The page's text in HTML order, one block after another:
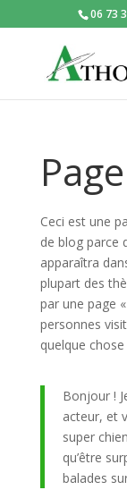
06 73
Ceci est une
de blog parce
apparaîtra
plupart des
par une page
personnes
quelque
Bonjour !
acteur, et
super
qu’être
balades